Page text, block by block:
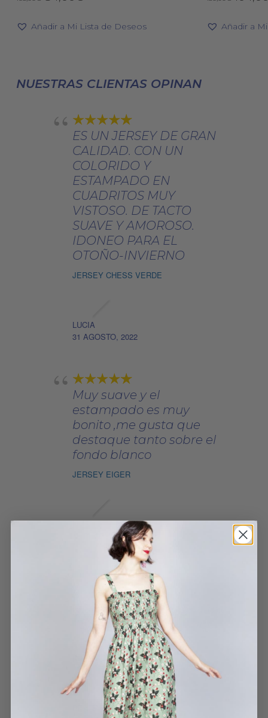
elegir
página
original actual
Añadir a Mi Lista de Deseos Añadir a
NUESTRAS CLIENTAS OPINAN
ES UN JERSEY DE GRAN
CALIDAD. CON UN
COLORIDO Y
ESTAMPADO EN
CUADRITOS MUY
VISTOSO. DE TACTO
SUAVE Y AMOROSO.
IDONEO PARA EL
OTOÑO-INVIERNO
JERSEY CHESS VERDE
LUCIA
31 AGOSTO, 2022
Muy suave y el
estampado es muy
bonito ,me gusta que
destaque tanto sobre el
fondo blanco
JERSEY EIGER
LUIS
10 DICIEMBRE, 2024
Súper bonito en un
género perfecto y gustoso
. Queda perfecto y súper
bonito . Me encanta
KIMONO ECO SKY
BEATRIZ